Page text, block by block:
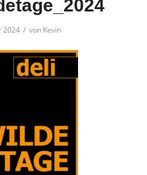
2024 / von Kevin